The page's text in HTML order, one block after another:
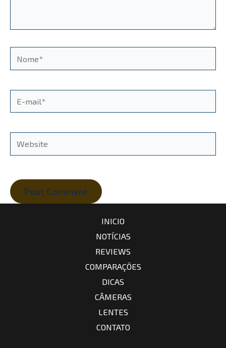
mail*
Website
INICIO
NOTÍCIAS
REVIEWS
COMPARAÇÕES
DICAS
CÂMERAS
LENTES
CONTATO